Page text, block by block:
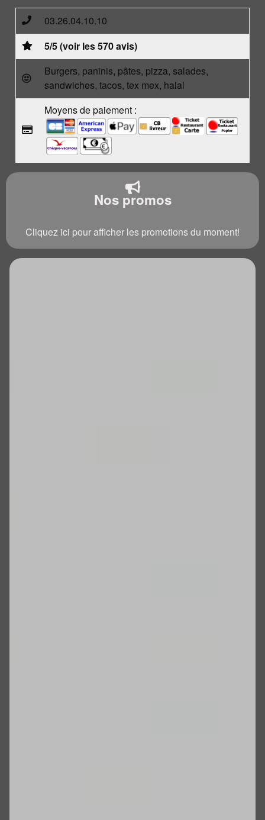
03.26.04.10.10
5/5 (voir les 570 avis)
Burgers, paninis, pâtes, pizza, salades,
sandwiches, tacos, tex mex, halal
Moyens de paiement :
Nos promos
Cliquez ici pour afficher les promotions du moment!